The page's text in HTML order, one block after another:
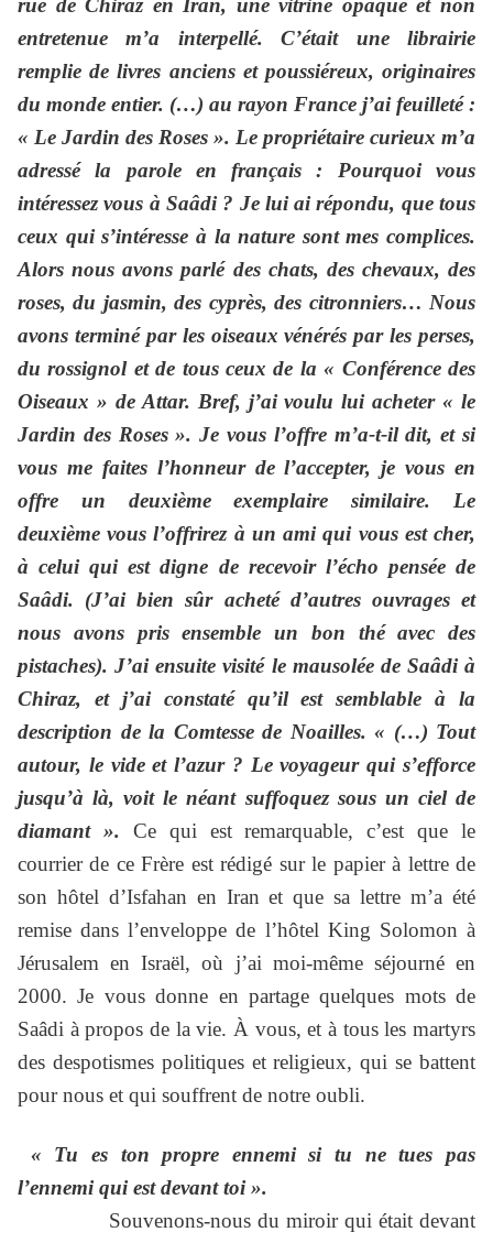
rue de Chiraz en Iran, une vitrine opaque et non
entretenue m’a interpellé. C’était une librairie
remplie de livres anciens et poussiéreux, originaires
du monde entier. (…) au rayon France j’ai feuilleté :
« Le Jardin des Roses ». Le propriétaire curieux m’a
adressé la parole en français : Pourquoi vous
intéressez vous à Saâdi ? Je lui ai répondu, que tous
ceux qui s’intéresse à la nature sont mes complices.
Alors nous avons parlé des chats, des chevaux, des
roses, du jasmin, des cyprès, des citronniers… Nous
avons terminé par les oiseaux vénérés par les perses,
du rossignol et de tous ceux de la « Conférence des
Oiseaux » de Attar. Bref, j’ai voulu lui acheter « le
Jardin des Roses ». Je vous l’offre m’a-t-il dit, et si
vous me faites l’honneur de l’accepter, je vous en
offre un deuxième exemplaire similaire. Le
deuxième vous l’offrirez à un ami qui vous est cher,
à celui qui est digne de recevoir l’écho pensée de
Saâdi. (J’ai bien sûr acheté d’autres ouvrages et
nous avons pris ensemble un bon thé avec des
pistaches). J’ai ensuite visité le mausolée de Saâdi à
Chiraz, et j’ai constaté qu’il est semblable à la
description de la Comtesse de Noailles. « (…) Tout
autour, le vide et l’azur ? Le voyageur qui s’efforce
jusqu’à là, voit le néant suffoquez sous un ciel de
diamant ». Ce qui est remarquable, c’est que le
courrier de ce Frère est rédigé sur le papier à lettre de
son hôtel d’Isfahan en Iran et que sa lettre m’a été
remise dans l’enveloppe de l’hôtel King Solomon à
Jérusalem en Israël, où j’ai moi-même séjourné en
2000. Je vous donne en partage quelques mots de
Saâdi à propos de la vie. À vous, et à tous les martyrs
des despotismes politiques et religieux, qui se battent
pour nous et qui souffrent de notre oubli.
« Tu es ton propre ennemi si tu ne tues pas
l’ennemi qui est devant toi ».
Souvenons-nous du miroir qui était devant